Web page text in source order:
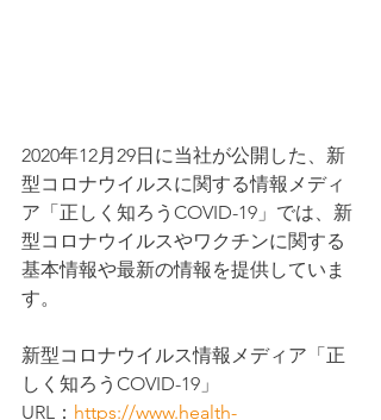
2020年12月29日に当社が公開した、新
型コロナウイルスに関する情報メディ
ア「正しく知ろうCOVID-19」では、新
型コロナウイルスやワクチンに関する
基本情報や最新の情報を提供していま
す。
新型コロナウイルス情報メディア「正
しく知ろうCOVID-19」
URL： https://www.health-